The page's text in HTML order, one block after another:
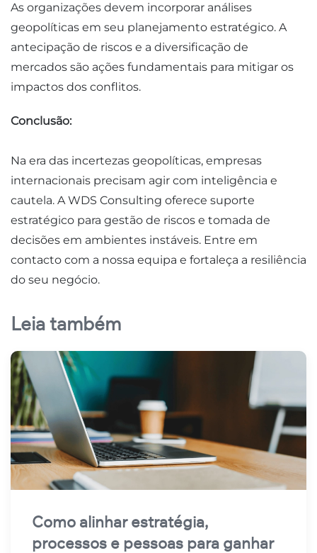
As organizações devem incorporar análises
geopolíticas em seu planejamento estratégico. A
antecipação de riscos e a diversificação de
mercados são ações fundamentais para mitigar os
impactos dos conflitos.
Conclusão:
Na era das incertezas geopolíticas, empresas
internacionais precisam agir com inteligência e
cautela. A WDS Consulting oferece suporte
estratégico para gestão de riscos e tomada de
decisões em ambientes instáveis. Entre em
contacto com a nossa equipa e fortaleça a resiliência
do seu negócio.
Leia também
Como alinhar estratégia,
processos e pessoas para ganhar